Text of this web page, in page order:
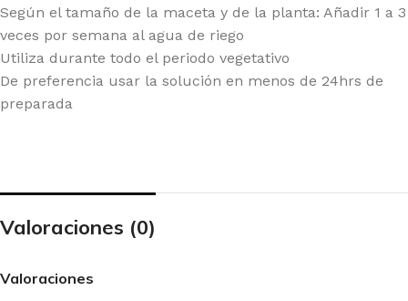
Según el tamaño de la maceta y de la planta: Añadir 1 a 3
veces por semana al agua de riego
Utiliza durante todo el periodo vegetativo
De preferencia usar la solución en menos de 24hrs de
preparada
Valoraciones (0)
Valoraciones